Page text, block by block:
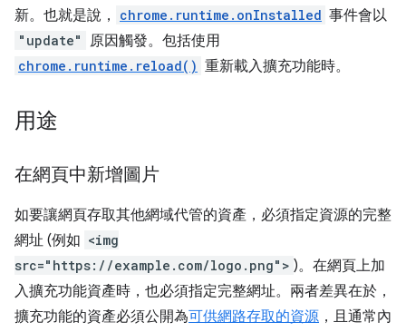
新。也就是說，
chrome.runtime.onInstalled 事件會以
"update" 原因觸發。包括使用
chrome.runtime.reload() 重新載入擴充功能時。
用途
在網頁中新增圖片
如要讓網頁存取其他網域代管的資產，必須指定資源的完整
網址 (例如 <img
src="https://example.com/logo.png"> )。在網頁上加
入擴充功能資產時，也必須指定完整網址。兩者差異在於，
擴充功能的資產必須公開為可供網路存取的資源 ，且通常內